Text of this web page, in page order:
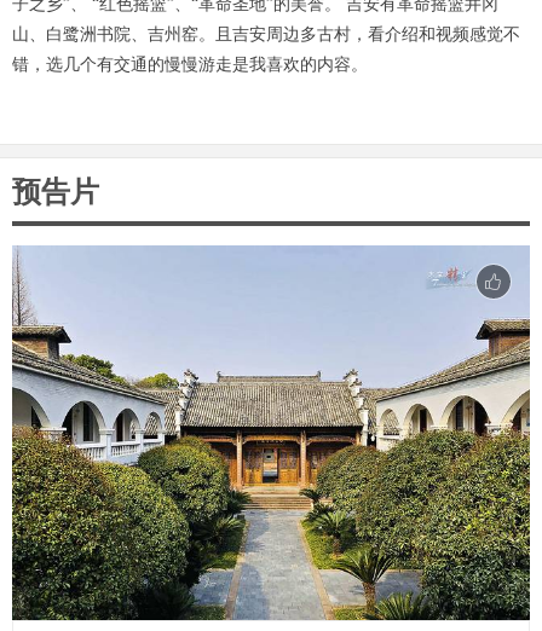
子之乡”、 “红色摇篮”、“革命圣地”的美誉。 吉安有革命摇篮井冈
山、白鹭洲书院、吉州窑。且吉安周边多古村，看介绍和视频感觉不
错，选几个有交通的慢慢游走是我喜欢的内容。
预告片